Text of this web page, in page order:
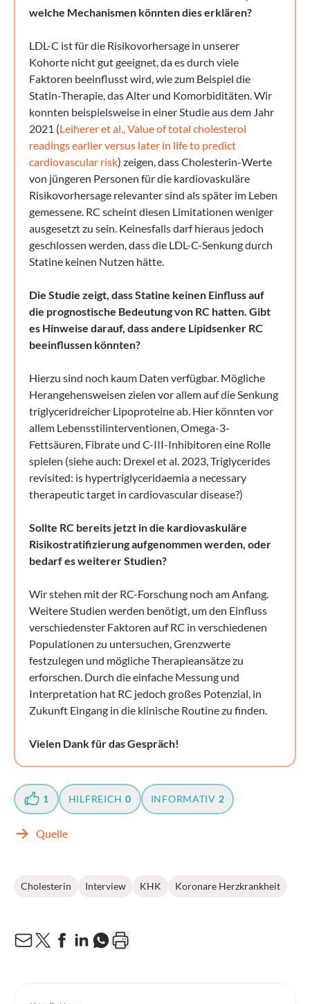
welche Mechanismen könnten dies erklären?
LDL-C ist für die Risikovorhersage in unserer
Kohorte nicht gut geeignet, da es durch viele
Faktoren beeinflusst wird, wie zum Beispiel die
Statin-Therapie, das Alter und Komorbiditäten. Wir
konnten beispielsweise in einer Studie aus dem Jahr
2021 (Leiherer et al., Value of total cholesterol
readings earlier versus later in life to predict
cardiovascular risk) zeigen, dass Cholesterin-Werte
von jüngeren Personen für die kardiovaskuläre
Risikovorhersage relevanter sind als später im Leben
gemessene. RC scheint diesen Limitationen weniger
ausgesetzt zu sein. Keinesfalls darf hieraus jedoch
geschlossen werden, dass die LDL-C-Senkung durch
Statine keinen Nutzen hätte.
Die Studie zeigt, dass Statine keinen Einfluss auf
die prognostische Bedeutung von RC hatten. Gibt
es Hinweise darauf, dass andere Lipidsenker RC
beeinflussen könnten?
Hierzu sind noch kaum Daten verfügbar. Mögliche
Herangehensweisen zielen vor allem auf die Senkung
triglyceridreicher Lipoproteine ab. Hier könnten vor
allem Lebensstilinterventionen, Omega-3-
Fettsäuren, Fibrate und C-III-Inhibitoren eine Rolle
spielen (siehe auch: Drexel et al. 2023, Triglycerides
revisited: is hypertriglyceridaemia a necessary
therapeutic target in cardiovascular disease?)
Sollte RC bereits jetzt in die kardiovaskuläre
Risikostratifizierung aufgenommen werden, oder
bedarf es weiterer Studien?
Wir stehen mit der RC-Forschung noch am Anfang.
Weitere Studien werden benötigt, um den Einfluss
verschiedenster Faktoren auf RC in verschiedenen
Populationen zu untersuchen, Grenzwerte
festzulegen und mögliche Therapieansätze zu
erforschen. Durch die einfache Messung und
Interpretation hat RC jedoch großes Potenzial, in
Zukunft Eingang in die klinische Routine zu finden.
Vielen Dank für das Gespräch!
1 HILFREICH 0 INFORMATIV 2
Quelle
Cholesterin Interview KHK Koronare Herzkrankheit